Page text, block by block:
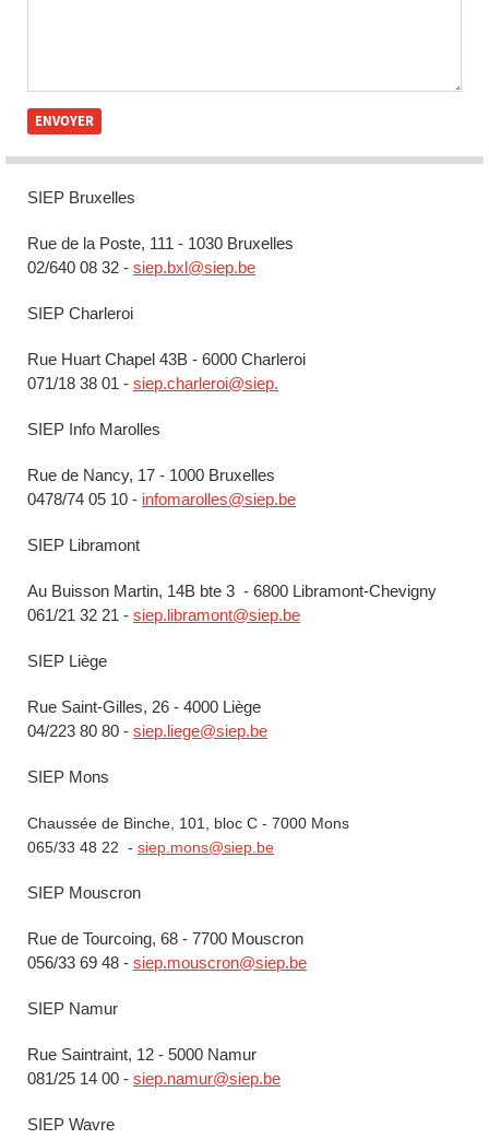
SIEP Bruxelles
Rue de la Poste, 111 - 1030 Bruxelles
02/640 08 32 - siep.bxl@siep.be
SIEP Charleroi
Rue Huart Chapel 43B - 6000 Charleroi
071/18 38 01 - siep.charleroi@siep.
SIEP Info Marolles
Rue de Nancy, 17 - 1000 Bruxelles
0478/74 05 10 - infomarolles@siep.be
SIEP Libramont
Au Buisson Martin, 14B bte 3 - 6800 Libramont-Chevigny
061/21 32 21 - siep.libramont@siep.be
SIEP Liège
Rue Saint-Gilles, 26 - 4000 Liège
04/223 80 80 - siep.liege@siep.be
SIEP Mons
Chaussée de Binche, 101, bloc C - 7000 Mons
065/33 48 22 - siep.mons@siep.be
SIEP Mouscron
Rue de Tourcoing, 68 - 7700 Mouscron
056/33 69 48 - siep.mouscron@siep.be
SIEP Namur
Rue Saintraint, 12 - 5000 Namur
081/25 14 00 - siep.namur@siep.be
SIEP Wavre